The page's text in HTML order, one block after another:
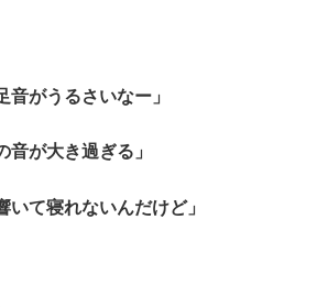
音がうるさいなー」
音が大き過ぎる」
いて寝れないんだけど」